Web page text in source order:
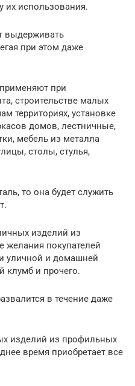
их использования.
выдерживать
при этом даже
при
строительстве малых
территориях, установке
домов, лестничные,
мебель из металла
столы, стулья,
то она будет служить
изделий из
желания покупателей
уличной и домашней
клумб и прочего.
в течение даже
изделий из профильных
время приобретает все